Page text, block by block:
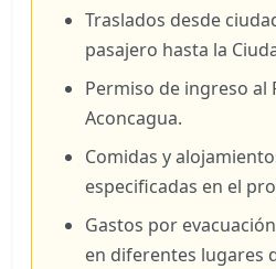
Traslados desde
pasajero hasta la
Permiso de ingreso al
Aconcagua.
Comidas y
especificadas en el
Gastos por
en diferentes lugares